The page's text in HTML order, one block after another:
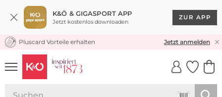
K&Ö & GIGASPORT APP
Jetzt kostenlos downloaden
ZUR APP
KOSTENLOSER VERSAND* & RÜCKVERSAND
Pluscard Vorteile erhalten Jetzt anmelden
UNSERE APP
CLICK &